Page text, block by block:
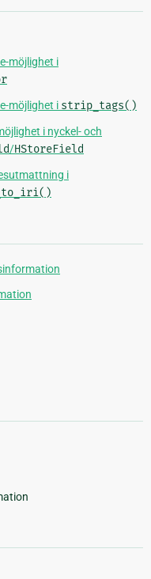
möjlighet i
möjlighet i strip_tags()
i nyckel- och
/HStoreField
i